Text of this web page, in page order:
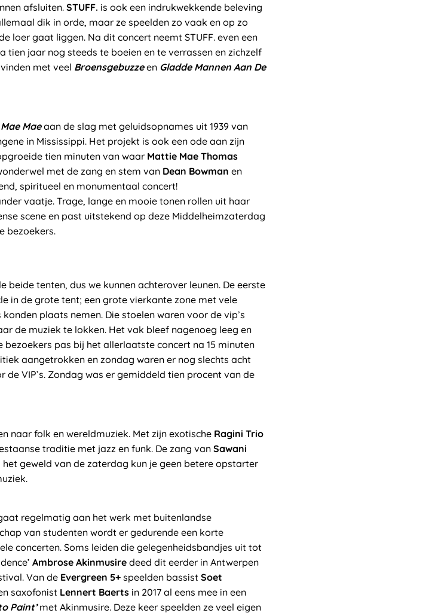
afsluiten. STUFF. is ook een indrukwekkende beleving
dik in orde, maar ze speelden zo vaak en op zo
loer gaat liggen. Na dit concert neemt STUFF. even een
tien jaar nog steeds te boeien en te verrassen en zichzelf
met veel Broensgebuzzeen Gladde Mannen Aan De
Mae Maeaan de slag met geluidsopnames uit 1939 van
in Mississippi. Het projekt is ook een ode aan zijn
tien minuten van waar Mattie Mae Thomas
met de zang en stem van Dean Bowman en
spiritueel en monumentaal concert!
vaatje. Trage, lange en mooie tonen rollen uit haar
scene en past uitstekend op deze Middelheimzaterdag
bezoekers.
tenten, dus we kunnen achterover leunen. De eerste
in de grote tent; een grote vierkante zone met vele
plaats nemen. Die stoelen waren voor de vip’s
de muziek te lokken. Het vak bleef nagenoeg leeg en
pas bij het allerlaatste concert na 15 minuten
aangetrokken en zondag waren er nog slechts acht
VIP’s. Zondag was er gemiddeld tien procent van de
naar folk en wereldmuziek. Met zijn exotische Ragini Trio
traditie met jazz en funk. De zang van Sawani
geweld van de zaterdag kun je geen betere opstarter
regelmatig aan het werk met buitenlandse
van studenten wordt er gedurende een korte
concerten. Soms leiden die gelegenheidsbandjes uit tot
Ambrose Akinmusire deed dit eerder in Antwerpen
Van de Evergreen 5+ speelden bassist Soet
saxofonist Lennert Baerts in 2017 al eens mee in een
Paint’met Akinmusire. Deze keer speelden ze veel eigen